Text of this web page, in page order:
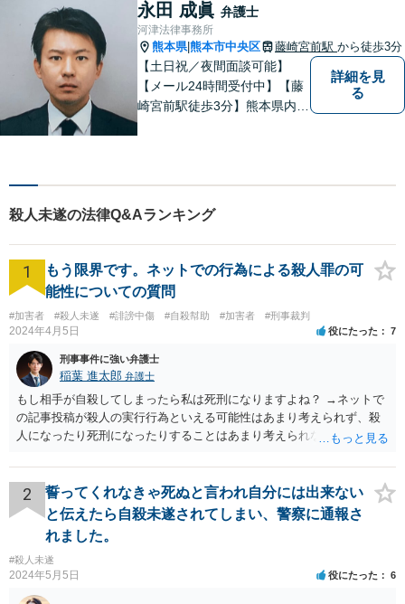
ださい。【熊本市中心部】地
域に密着した町医者みたいな
弁護士です。
永田 成眞 弁護士
河津法律事務所
熊本県|熊本市中央区 藤崎宮前駅 から徒歩3分
【土日祝／夜間面談可能】
【メール24時間受付中】【藤
崎宮前駅徒歩3分】熊本県内及
の方の契約関係トラブルまで
幅広くご相談いただいており
ます。お気軽にご相談くださ
い。
詳細を見
る
殺人未遂の法律Q&Aランキング
1
もう限界です。ネットでの行為による殺人罪の可
能性についての質問
#加害者 #殺人未遂 #誹謗中傷 #自殺幇助 #加害者 #刑事裁判
2024年4月5日 役にたった 7
刑事事件に強い弁護士
稲葉 進太郎 弁護士
もし相手が自殺してしまったら私は死刑になりますよね？ →ネットで
の記事投稿が殺人の実行行為といえる可能性はあまり考えられず、殺
人になったり死刑になったりすることはあまり考えられないように思
2
誓ってくれなきゃ死ぬと言われ自分には出来ない
と伝えたら自殺未遂されてしまい、警察に通報さ
れました。
#殺人未遂
2024年5月5日 役にたった 6